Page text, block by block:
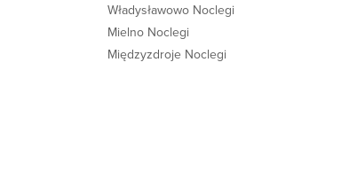
Władysławowo Noclegi
Mielno Noclegi
Międzyzdroje Noclegi